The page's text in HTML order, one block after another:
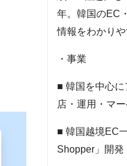
年。韓国のEC
情報をわかりや
・事業
■ 韓国を中心
店・運用・マ
■ 韓国越境EC
Shopper」開発